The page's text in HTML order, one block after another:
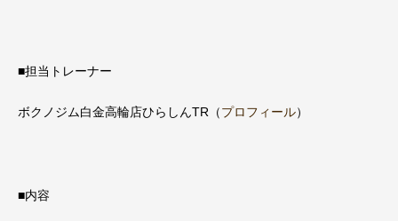
■担当トレーナー
ボクノジム白金高輪店ひらしんTR（プロフィール）
■内容